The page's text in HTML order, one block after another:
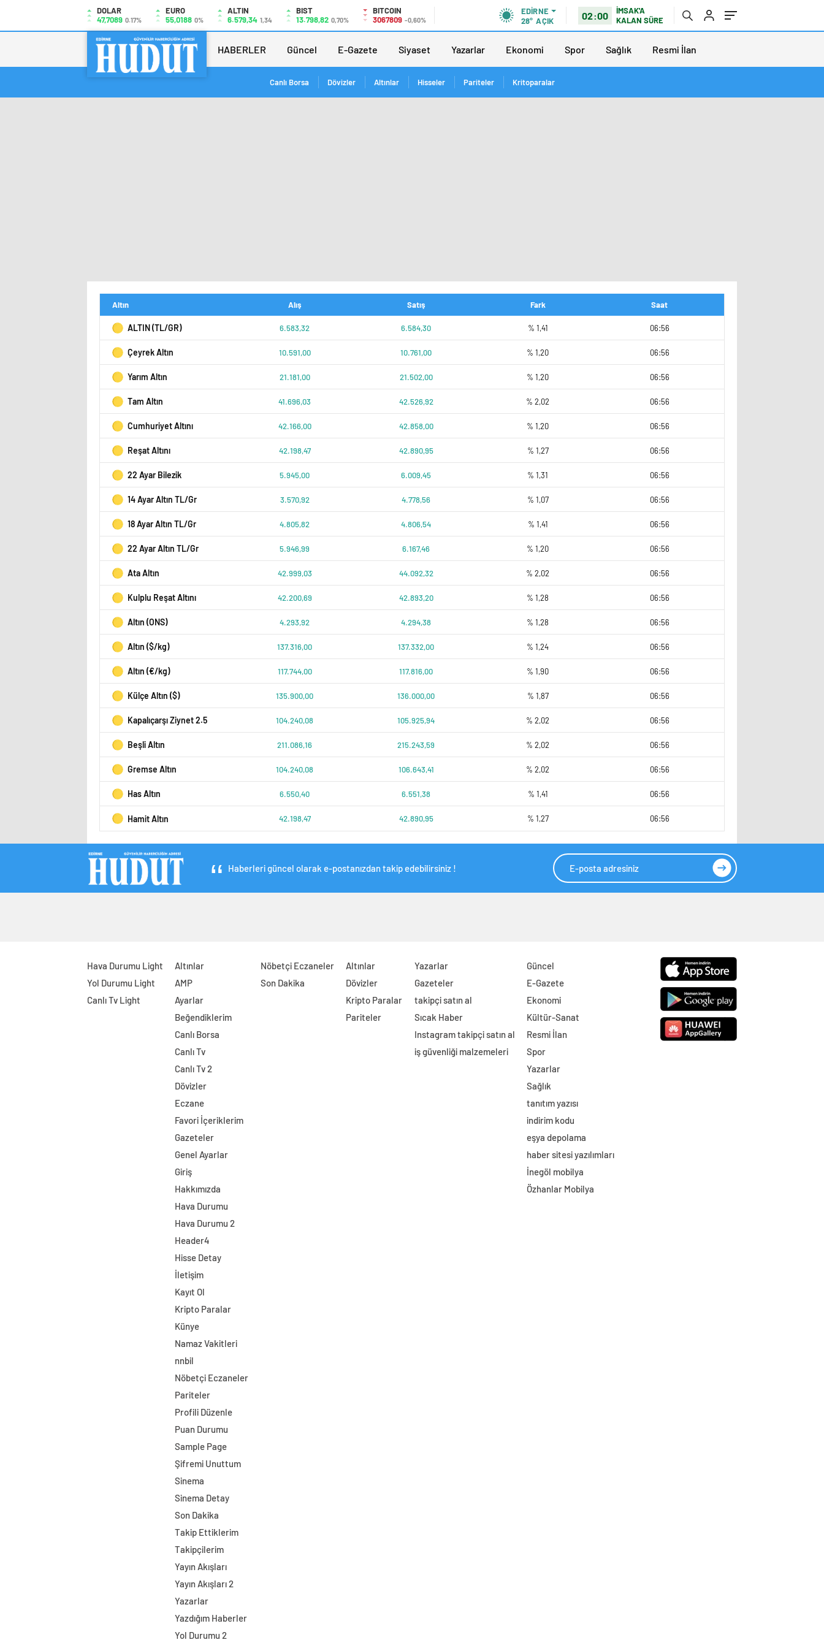
DOLAR
47,7089 0.17%
EURO
55,0188 0%
ALTIN
6.579,34 1,34
BIST
13.798,82 0,70%
BITCOIN
3067809 -0,60%
EDIRNE
28° AÇIK 02:00
İMSAK'A
KALAN SÜRE
HABERLER Güncel E-Gazete Siyaset Yazarlar Ekonomi Spor Sağlık Resmi İlan
Canlı Borsa Dövizler Altınlar Hisseler Pariteler Kritoparalar
Altın Alış Satış Fark Saat
ALTIN (TL/GR) 6.583,32 6.584,30 % 1,41 06:56
Çeyrek Altın 10.591,00 10.761,00 % 1,20 06:56
Yarım Altın 21.181,00 21.502,00 % 1,20 06:56
Tam Altın 41.696,03 42.526,92 % 2,02 06:56
Cumhuriyet Altını 42.166,00 42.858,00 % 1,20 06:56
Reşat Altını 42.198,47 42.890,95 % 1,27 06:56
22 Ayar Bilezik 5.945,00 6.009,45 % 1,31 06:56
14 Ayar Altın TL/Gr 3.570,92 4.778,56 % 1,07 06:56
18 Ayar Altın TL/Gr 4.805,82 4.806,54 % 1,41 06:56
22 Ayar Altın TL/Gr 5.946,99 6.167,46 % 1,20 06:56
Ata Altın 42.999,03 44.092,32 % 2,02 06:56
Kulplu Reşat Altını 42.200,69 42.893,20 % 1,28 06:56
Altın (ONS) 4.293,92 4.294,38 % 1,28 06:56
Altın ($/kg) 137.316,00 137.332,00 % 1,24 06:56
Altın (€/kg) 117.744,00 117.816,00 % 1,90 06:56
Külçe Altın ($) 135.900,00 136.000,00 % 1,87 06:56
Kapalıçarşı Ziynet 2.5 104.240,08 105.925,94 % 2,02 06:56
Beşli Altın 211.086,16 215.243,59 % 2,02 06:56
Gremse Altın 104.240,08 106.643,41 % 2,02 06:56
Has Altın 6.550,40 6.551,38 % 1,41 06:56
Hamit Altın 42.198,47 42.890,95 % 1,27 06:56
Haberleri güncel olarak e-postanızdan takip edebilirsiniz !
Hava Durumu Light
Yol Durumu Light
Canlı Tv Light
Altınlar
AMP
Ayarlar
Beğendiklerim
Canlı Borsa
Canlı Tv
Canlı Tv 2
Dövizler
Eczane
Favori İçeriklerim
Gazeteler
Genel Ayarlar
Giriş
Hakkımızda
Hava Durumu
Hava Durumu 2
Header4
Hisse Detay
İletişim
Kayıt Ol
Kripto Paralar
Künye
Namaz Vakitleri
nnbil
Nöbetçi Eczaneler
Pariteler
Profili Düzenle
Puan Durumu
Sample Page
Şifremi Unuttum
Sinema
Sinema Detay
Son Dakika
Takip Ettiklerim
Takipçilerim
Yayın Akışları
Yayın Akışları 2
Yazarlar
Yazdığım Haberler
Yol Durumu 2
Nöbetçi Eczaneler
Son Dakika
Altınlar
Dövizler
Kripto Paralar
Pariteler
Yazarlar
Gazeteler
takipçi satın al
Sıcak Haber
Instagram takipçi satın al
iş güvenliği malzemeleri
Güncel
E-Gazete
Ekonomi
Kültür-Sanat
Resmi İlan
Spor
Yazarlar
Sağlık
tanıtım yazısı
indirim kodu
eşya depolama
haber sitesi yazılımları
İnegöl mobilya
Özhanlar Mobilya